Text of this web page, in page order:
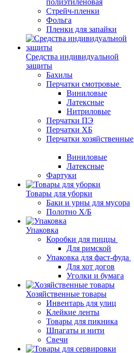
полиэтиленовая
Стрейч-пленки
Фольга
Пленки для запайки
Средства индивидуальной
защиты
Бахилы
Перчатки смотровые
Виниловые
Латексные
Нитриловые
Перчатки ПЭ
Перчатки ХБ
Перчатки хозяйственные
Виниловые
Латексные
Фартуки
Товары для уборки
Баки и урны для мусора
Полотно Х/Б
Упаковка
Коробки для пиццы
Для римской
Упаковка для фаст-фуда
Для хот догов
Уголки и бумага
Хозяйственные товары
Инвентарь для улиц
Клейкие ленты
Товары для пикника
Шпагаты и нити
Свечи